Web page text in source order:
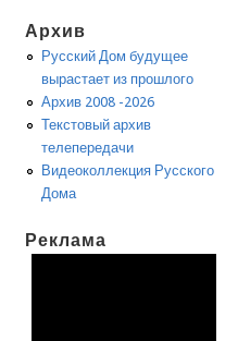
Архив
Русский Дом будущее
вырастает из прошлого
Архив 2008 -2026
Текстовый архив
телепередачи
Видеоколлекция Русского
Дома
Реклама